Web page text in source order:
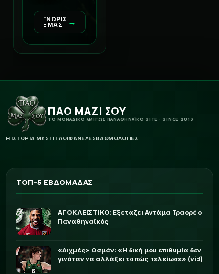
ΓΝΩΡΙΣ
Ε ΜΑΣ →
ΠΑΟ ΜΑΖΙ ΣΟΥ
ΤΟ ΜΟΝΑΔΙΚΟ ΑΜΙΓΩΣ ΠΑΝΑΘΗΝΑΪΚΟ SITE · SINCE 2013
Η ΙΣΤΟΡΙΑ ΜΑΣΤΙΤΛΟΙΦΑΝΕΛΕΣΒΑΘΜΟΛΟΓΙΕΣ
ΤΟΠ-5 ΕΒΔΟΜΑΔΑΣ
ΑΠΟΚΛΕΙΣΤΙΚΟ: Εξετάζει Αντάμα Τραορέ ο
Παναθηναϊκός
«Αιχμές» Οσμάν: «Η δική μου επιθυμία δεν
γινόταν να αλλάξει το πώς τελείωσε» (vid)